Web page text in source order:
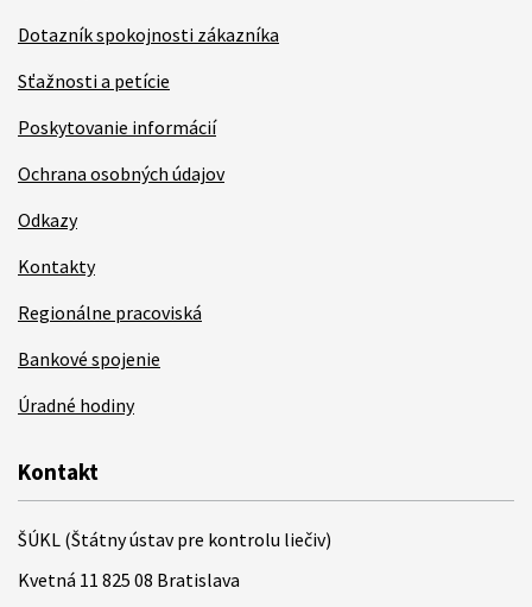
Dotazník spokojnosti zákazníka
Sťažnosti a petície
Poskytovanie informácií
Ochrana osobných údajov
Odkazy
Kontakty
Regionálne pracoviská
Bankové spojenie
Úradné hodiny
Kontakt
ŠÚKL (Štátny ústav pre kontrolu liečiv)
Kvetná 11 825 08 Bratislava